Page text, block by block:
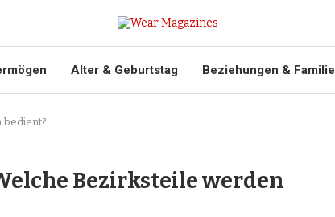
Alter & Geburtstag Beziehungen & Familie
bedient?
Bezirksteile werden